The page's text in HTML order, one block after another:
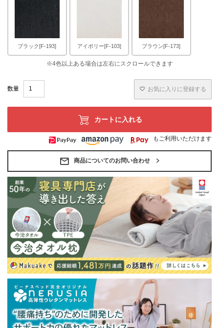
ブラック[F-193] アイボリー[F-103] ブラウン[F-173]
お気に入りに登録する
カートに入れる
もご利用いただけます
商品についてのお問い合わせ